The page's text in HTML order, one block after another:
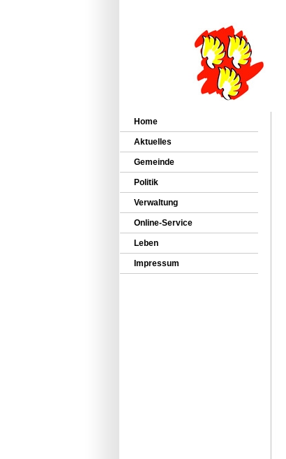
Home
Aktuelles
Gemeinde
Politik
Verwaltung
Online-Service
Leben
Impressum